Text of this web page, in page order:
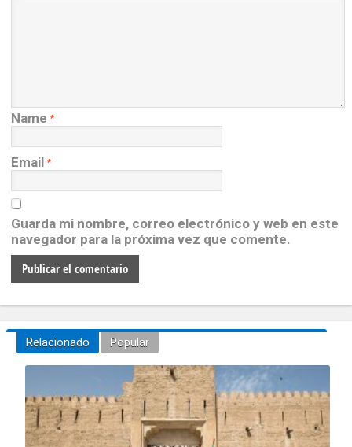
Name *
Email *
Guarda mi nombre, correo electrónico y web en este
navegador para la próxima vez que comente.
Relacionado Popular